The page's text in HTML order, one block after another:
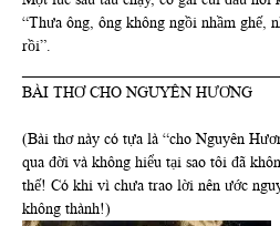
“Thưa ông, ông không ngồi nhầm ghế,
rồi”.
BÀI THƠ CHO NGUYÊN HƯƠNG
(Bài thơ này có tựa là “cho Nguyên
qua đời và không hiểu tại sao tôi đã
thế! Có khi vì chưa trao lời nên ước
không thành!)